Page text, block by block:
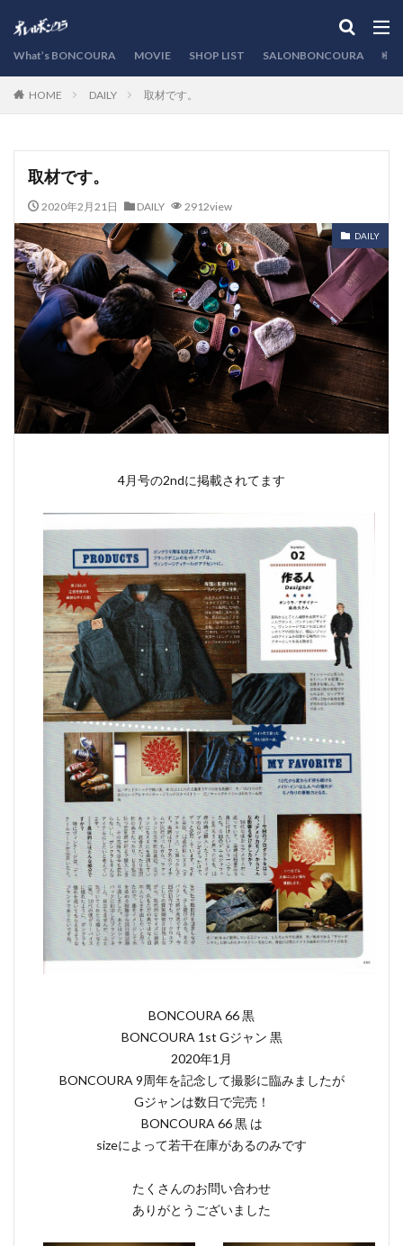
What’s BONCOURA MOVIE SHOP LIST SALONBONCOURA
HOME DAILY 取材です。
取材です。
2020年2月21日 DAILY 2912view
DAILY
4月号の2ndに掲載されてます
BONCOURA 66 黒
BONCOURA 1st Gジャン 黒
2020年1月
BONCOURA 9周年を記念して撮影に臨みましたが
Gジャンは数日で完売！
BONCOURA 66 黒 は
sizeによって若干在庫があるのみです
たくさんのお問い合わせ
ありがとうございました
カテゴリー
検索